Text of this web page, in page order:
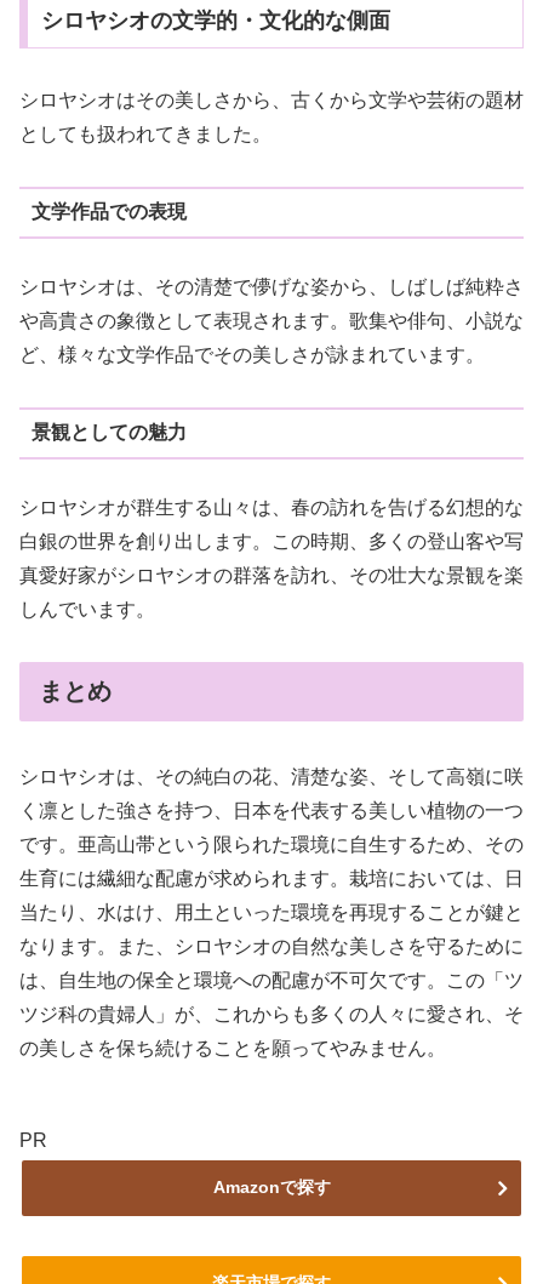
シロヤシオの文学的・文化的な側面
シロヤシオはその美しさから、古くから文学や芸術の題材
としても扱われてきました。
文学作品での表現
シロヤシオは、その清楚で儚げな姿から、しばしば純粋さ
や高貴さの象徴として表現されます。歌集や俳句、小説な
ど、様々な文学作品でその美しさが詠まれています。
景観としての魅力
シロヤシオが群生する山々は、春の訪れを告げる幻想的な
白銀の世界を創り出します。この時期、多くの登山客や写
真愛好家がシロヤシオの群落を訪れ、その壮大な景観を楽
しんでいます。
まとめ
シロヤシオは、その純白の花、清楚な姿、そして高嶺に咲
く凛とした強さを持つ、日本を代表する美しい植物の一つ
です。亜高山帯という限られた環境に自生するため、その
生育には繊細な配慮が求められます。栽培においては、日
当たり、水はけ、用土といった環境を再現することが鍵と
なります。また、シロヤシオの自然な美しさを守るために
は、自生地の保全と環境への配慮が不可欠です。この「ツ
ツジ科の貴婦人」が、これからも多くの人々に愛され、そ
の美しさを保ち続けることを願ってやみません。
PR
Amazonで探す